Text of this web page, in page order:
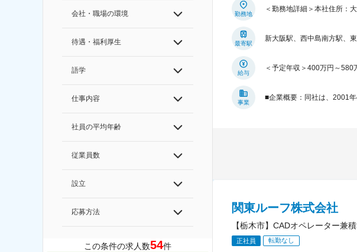
会社・職場の環境
待遇・福利厚生
語学
仕事内容
社員の平均年齢
従業員数
設立
応募方法
この条件の求人数54件
勤務地
＜勤務地詳細＞本社住所：
最寄駅
新大阪駅、西中島南方駅、
給与
＜予定年収＞400万円～
事業
■企業概要：同社は、2001
関東ルーフ株式会社
【栃木市】CADオペレーター兼
正社員 転勤なし